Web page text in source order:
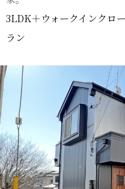
3LDK＋ウォークインクロ
ラン